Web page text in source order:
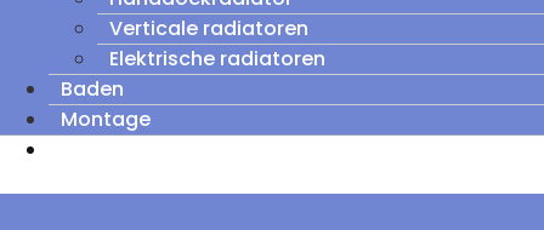
Verticale radiatoren
Elektrische radiatoren
Baden
Montage